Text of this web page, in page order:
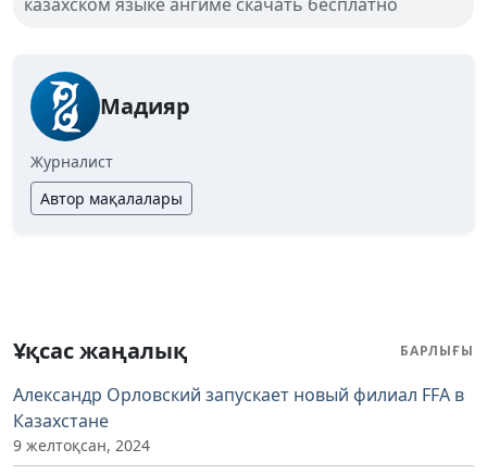
Мадияр
Журналист
Автор мақалалары
Ұқсас жаңалық БАРЛЫҒЫ
Александр Орловский запускает новый филиал FFA в
Казахстане
9 желтоқсан, 2024